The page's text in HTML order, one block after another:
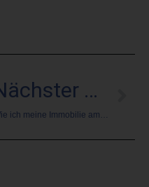
Nächster Artikel
Wie ich meine Immobilie am Markt verbrannt habe